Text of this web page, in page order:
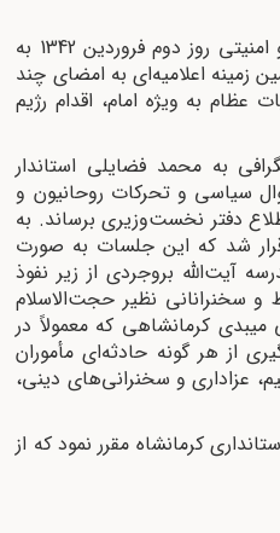
پس از تحریم عید نوروز سال 1342 توسط امام خمینی، نیروهای نظامی و امنیتی روز دوم فروردین 1342 به
اعلامیه‌ای به امضای چند
به ویژه امام، اقدام رژیم
به محمد فضایلی استاندار
سیاسی و تحرکات روحانیون و
دفتر نخست‌وزیری برساند. به
استان در روز 3 فروردین 1342 تشکیل و قرار شد که این جلسات به صورت
آیت‌الله بروجردی از زیر نفوذ
و سخنرانانی نظیر حجت‌الاسلام
کرمانشاهی که معمولاً در
از هر گونه حادثه‌ای مأموران
عزاداری و سخنرانی‌های دینی،
کرمانشاه مقرر نمود که از